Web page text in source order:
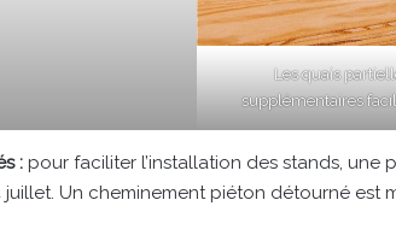
Les quais
supplémentaires
: pour faciliter l’installation des stands, une
Un cheminement piéton détourné est